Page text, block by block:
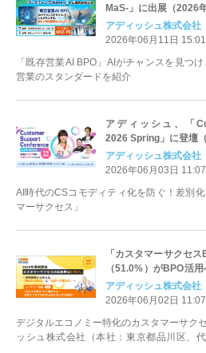
MaS-」に出展（2026
アディッシュ株式会社
2026年06月11日 15:01
「既存営業AI BPO」AIがチャンスを見つ
営業のスタンダードを紹介
アディッシュ、「
2026 Spring」に登壇
アディッシュ株式会社
2026年06月03日 11:07
AI時代のCSコモディティ化を防ぐ！差別
マーサクセス」
「カスタマーサクセ
（51.0%）がBPO活
クセス担当者の「離
難」（71.7%）
アディッシュ株式会社
2026年06月02日 11:07
デジタルエコノミー特化のカスタマーサク
ッシュ株式会社（本社：東京都品川区、